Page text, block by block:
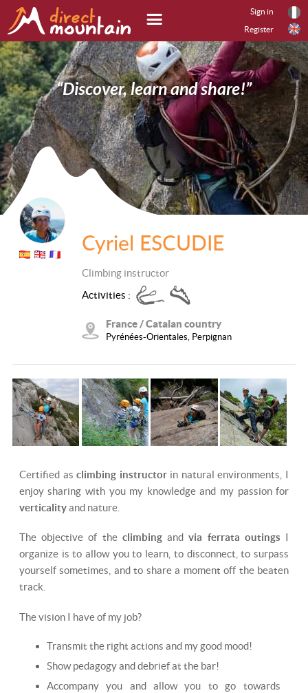
Sign in
Register
“Discover, learn and share!”
Cyriel ESCUDIE
Climbing instructor
Activities :
France / Catalan country
Pyrénées-Orientales, Perpignan
Certified asclimbing instructorin natural environments, I
enjoy sharing with you my knowledge and my passion for
verticalityand nature.
The objective of the climbingandvia ferrata outings I
organize is to allow you to learn, to disconnect, to surpass
yourself sometimes, and to share a moment off the beaten
track.
The vision I have of my job?
Transmit the right actions and my good mood!
Show pedagogy and debrief at the bar!
Accompany you and allow you to go towards